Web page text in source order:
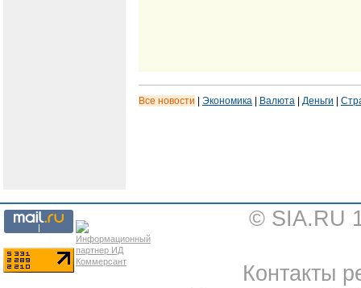
Все новости | Экономика | Валюта | Деньги |
© SIA.RU
Контакты